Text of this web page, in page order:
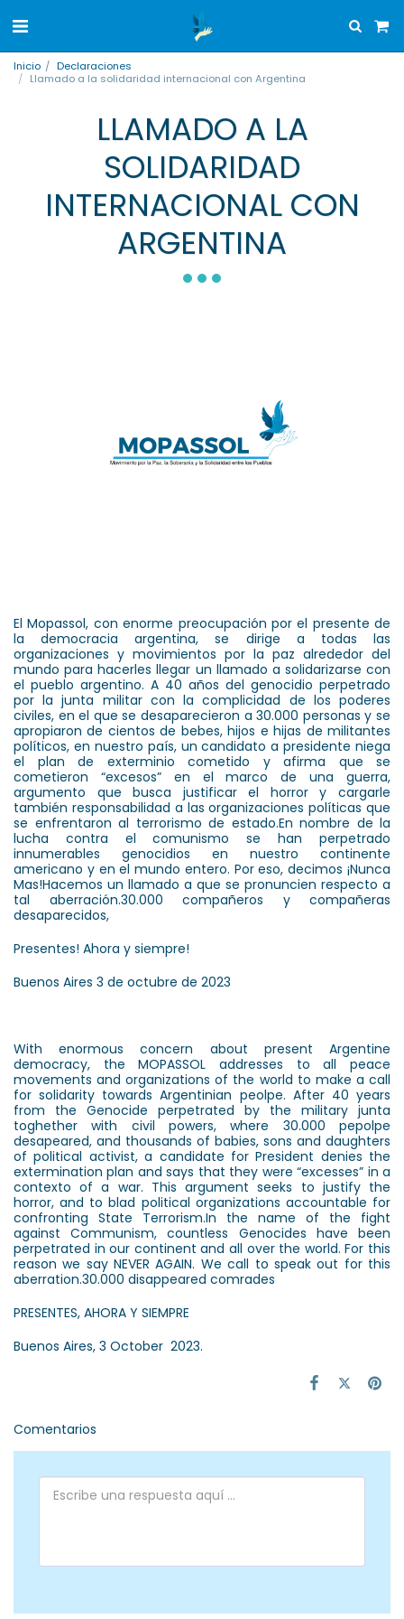
Inicio
Declaraciones
Llamado a la solidaridad internacional con Argentina
LLAMADO A LA
SOLIDARIDAD
INTERNACIONAL CON
ARGENTINA
El Mopassol, con enorme preocupación por el presente de
la democracia argentina, se dirige a todas las
organizaciones y movimientos por la paz alrededor del
mundo para hacerles llegar un llamado a solidarizarse con
el pueblo argentino. A 40 años del genocidio perpetrado
por la junta militar con la complicidad de los poderes
civiles, en el que se desaparecieron a 30.000 personas y se
apropiaron de cientos de bebes, hijos e hijas de militantes
políticos, en nuestro país, un candidato a presidente niega
el plan de exterminio cometido y afirma que se
cometieron “excesos” en el marco de una guerra,
argumento que busca justificar el horror y cargarle
también responsabilidad a las organizaciones políticas que
se enfrentaron al terrorismo de estado.En nombre de la
lucha contra el comunismo se han perpetrado
innumerables genocidios en nuestro continente
americano y en el mundo entero. Por eso, decimos ¡Nunca
Mas!Hacemos un llamado a que se pronuncien respecto a
tal aberración.30.000 compañeros y compañeras
desaparecidos,
Presentes! Ahora y siempre!
Buenos Aires 3 de octubre de 2023
With enormous concern about present Argentine
democracy, the MOPASSOL addresses to all peace
movements and organizations of the world to make a call
for solidarity towards Argentinian peolpe. After 40 years
from the Genocide perpetrated by the military junta
toghether with civil powers, where 30.000 pepolpe
desapeared, and thousands of babies, sons and daughters
of political activist, a candidate for President denies the
extermination plan and says that they were “excesses” in a
contexto of a war. This argument seeks to justify the
horror, and to blad political organizations accountable for
confronting State Terrorism.In the name of the fight
against Communism, countless Genocides have been
perpetrated in our continent and all over the world. For this
reason we say NEVER AGAIN. We call to speak out for this
aberration.30.000 disappeared comrades
PRESENTES, AHORA Y SIEMPRE
Buenos Aires, 3 October 2023.
Comentarios